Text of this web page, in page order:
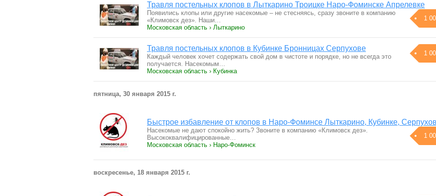
Травля постельных клопов в Лыткарино Троицке Наро-Фоминске Апрелевке
1
Появились клопы или другие насекомые – не стесняясь, сразу звоните в компанию
«Климовск дез». Наши…
Московская область › Лыткарино
Травля постельных клопов в Кубинке Бронницах Серпухове
1
Каждый человек хочет содержать свой дом в чистоте и порядке, но не всегда это
получается. Насекомым…
Московская область › Кубинка
пятница, 30 января 2015 г.
Быстрое избавление от клопов в Наро-Фоминсе Лыткарино, Кубинке,
1
Насекомые не дают спокойно жить? Звоните в компанию «Климовск дез».
Высококвалифицированные…
Московская область › Наро-Фоминск
воскресенье, 18 января 2015 г.